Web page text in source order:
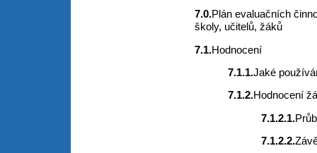
7.0.Plán evaluačních
školy, učitelů, žáků
7.1.Hodnocení
7.1.1.Jaké
7.1.2.Hodnocení
7.1.2.1.
7.1.2.2.